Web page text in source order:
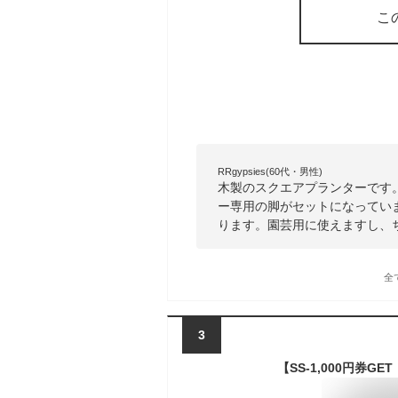
こ
RRgypsies(60代・男性)
木製のスクエアプランターで
ー専用の脚がセットになって
ります。園芸用に使えますし
全
3